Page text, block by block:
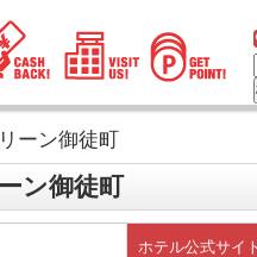
ーン御徒町
ン御徒町
ホテル公式サイ